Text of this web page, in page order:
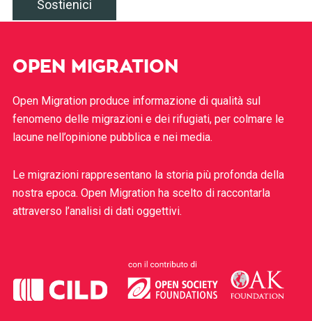
Sostienici
OPEN MIGRATION
Open Migration produce informazione di qualità sul
fenomeno delle migrazioni e dei rifugiati, per colmare le
lacune nell’opinione pubblica e nei media.
Le migrazioni rappresentano la storia più profonda della
nostra epoca. Open Migration ha scelto di raccontarla
attraverso l’analisi di dati oggettivi.